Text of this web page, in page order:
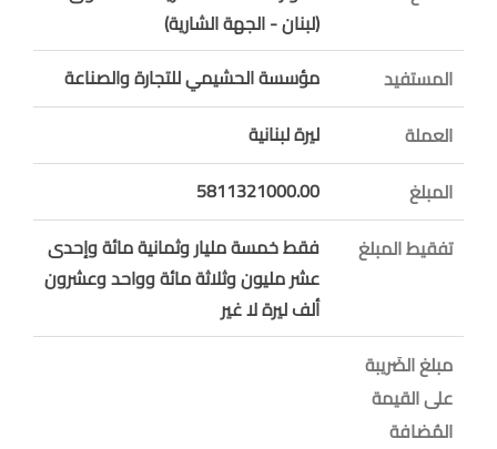
(لبنان - الجهة الشارية)
المستفيد
مؤسسة الحشيمي للتجارة والصناعة
العملة
ليرة لبنانية
المبلغ
5811321000.00
تفقيط المبلغ
فقط خمسة مليار وثمانية مائة وإحدى
عشر مليون وثلاثة مائة وواحد وعشرون
ألف ليرة لا غير
مبلغ الضَريبة
على القيمة
المُضافة